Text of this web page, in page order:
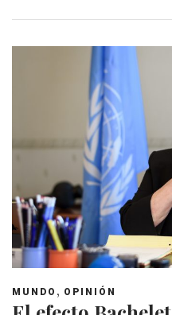
MUNDO , OPINIÓN